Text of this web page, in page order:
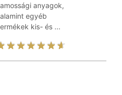
anyagok,
egyéb
kis- és ...